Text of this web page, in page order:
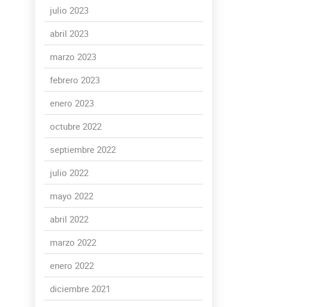
julio 2023
abril 2023
marzo 2023
febrero 2023
enero 2023
octubre 2022
septiembre 2022
julio 2022
mayo 2022
abril 2022
marzo 2022
enero 2022
diciembre 2021